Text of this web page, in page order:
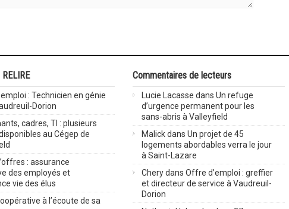
: Technicien en génie
Dorion
cadres, TI : plusieurs
au Cégep de
: assurance
des employés et
vie des élus
à l’écoute de sa
Commentaires de lecteurs
Lucie Lacasse dans Un refuge
d’urgence permanent pour les
sans-abris à Valleyfield
Malickdans Un projet de 45
logements abordables verra le jour
à Saint-Lazare
Cherydans Offre d’emploi : greffier
et directeur de service à Vaudreuil-
Dorion